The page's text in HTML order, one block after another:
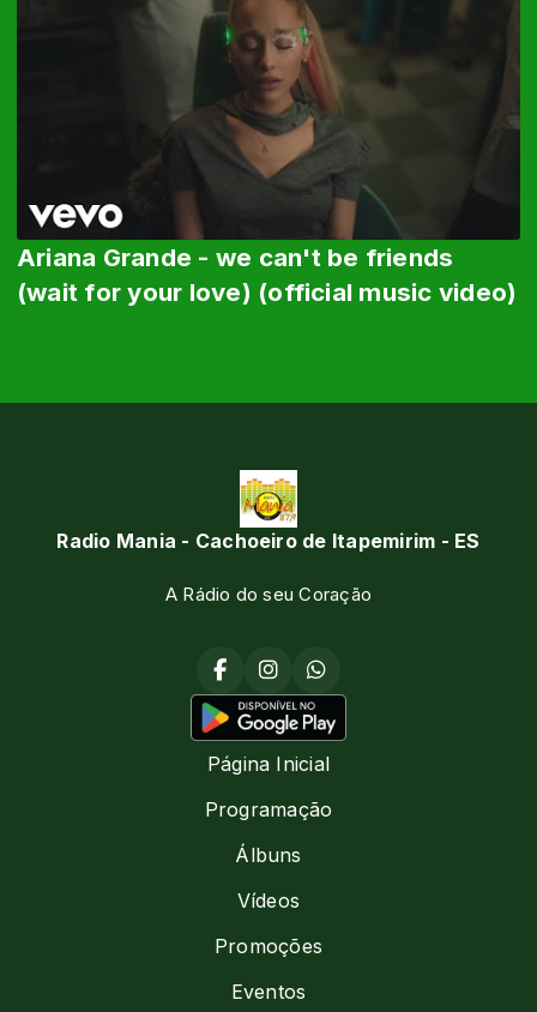
Ariana Grande - we can't be friends
(wait for your love) (official music video)
Radio Mania - Cachoeiro de Itapemirim - ES
A Rádio do seu Coração
Página Inicial
Programação
Álbuns
Vídeos
Promoções
Eventos